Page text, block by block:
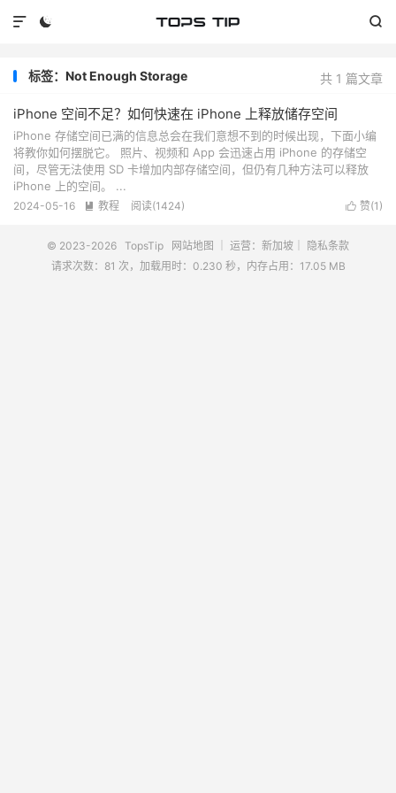
 

共 1 篇文章
标签：Not Enough Storage
iPhone 空间不足？如何快速在 iPhone 上释放储存空间
iPhone 存储空间已满的信息总会在我们意想不到的时候出现，下面小编
将教你如何摆脱它。 照片、视频和 App 会迅速占用 iPhone 的存储空
间，尽管无法使用 SD 卡增加内部存储空间，但仍有几种方法可以释放
iPhone 上的空间。 ...
 赞(1 )
2024-05-16  教程 阅读(1424)
© 2023-2026 TopsTip 网站地图 ｜ 运营：新加坡｜
隐私条款
请求次数：81 次，加载用时：0.230 秒，内存占用：17.05 MB